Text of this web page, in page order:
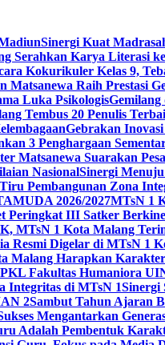
Sinergi Kuat
Serahkan Karya Literasi
Kokurikuler Kelas 9,
Matsanewa Raih Prestasi
Luka PsikologisGemilang
Tembus 20 Penulis
Gebrakan
3 Penghargaan
Matsanewa Suarakan
NasionalSinergi
Pembangunan Zona
2026/2027MTsN 1
Peringkat III Satker
MTsN 1 Kota Malang
Resmi Digelar di MTsN 1
Malang Harapkan
PKL Fakultas Humaniora
Integritas di MTsN 1Sinergi
2Sambut Tahun Ajaran
Mengantarkan
Adalah Pembentuk